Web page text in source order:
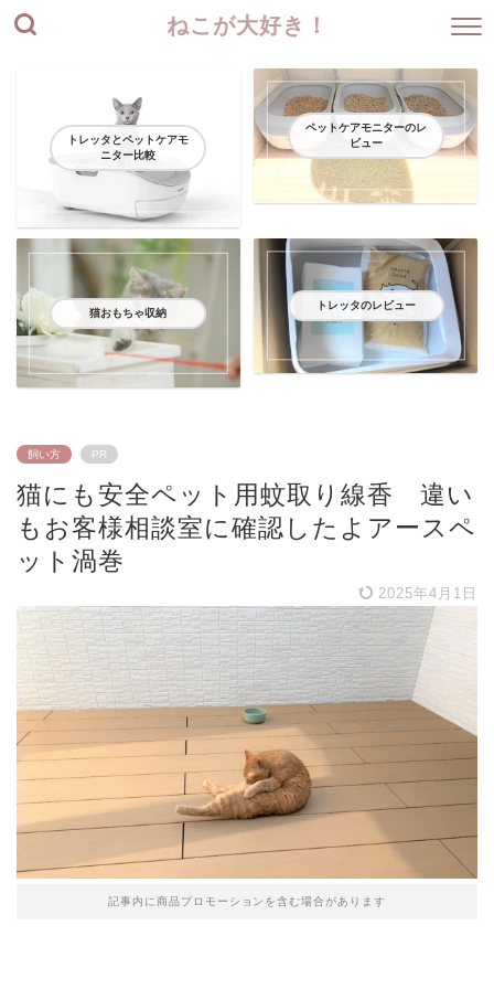
ねこが大好き！
トレッタとペットケアモ
ニター比較
ペットケアモニターのレ
ビュー
猫おもちゃ収納
トレッタのレビュー
飼い方 PR
猫にも安全ペット用蚊取り線香 違い
もお客様相談室に確認したよアースペ
ット渦巻
2025年4月1日
記事内に商品プロモーションを含む場合があります